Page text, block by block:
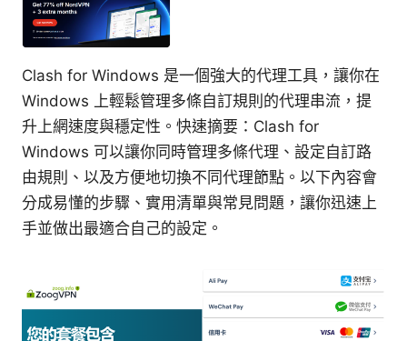
Clash for Windows 是一個強大的代理工具，讓你在
Windows 上輕鬆管理多條自訂規則的代理串流，提
升上網速度與穩定性。快速摘要：Clash for
Windows 可以讓你同時管理多條代理、設定自訂路
由規則、以及方便地切換不同代理節點。以下內容會
分成易懂的步驟、實用清單與常見問題，讓你迅速上
手並做出最適合自己的設定。